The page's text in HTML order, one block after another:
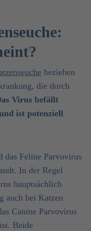
beziehen
die durch
Virus befällt
ist potenziell
das Feline Parvovirus
In der Regel
hauptsächlich
auch bei Katzen
Canine Parvovirus
Beide